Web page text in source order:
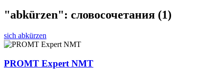
"abkürzen": словосочетания (1)
sich abkürzen
PROMT Expert NMT